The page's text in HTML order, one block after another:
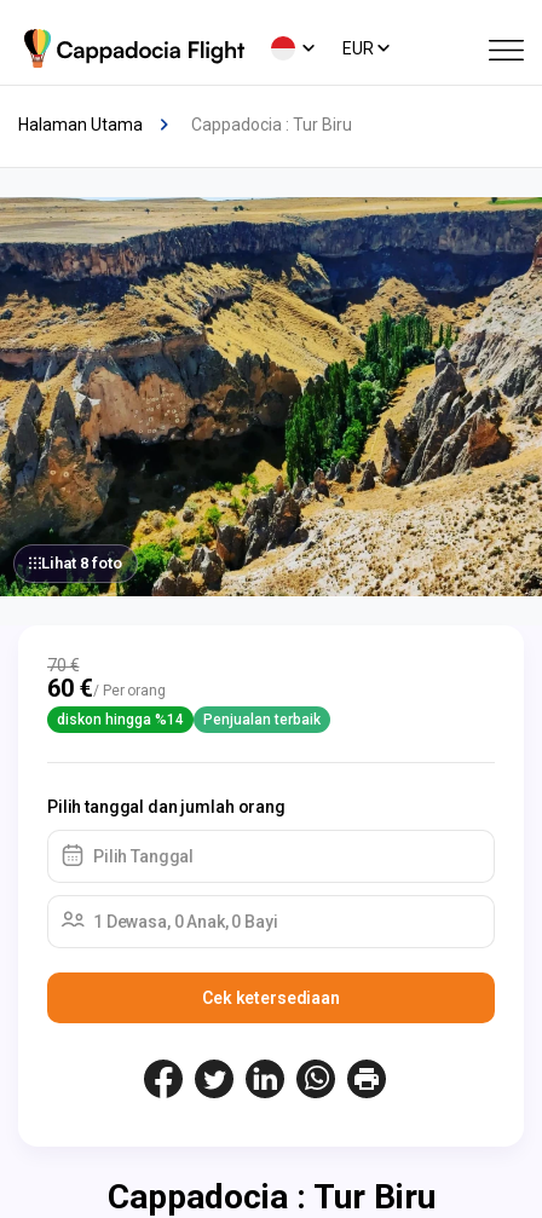
EUR
Halaman Utama Cappadocia : Tur Biru
Lihat 8 foto
70 €
60 €/ Per orang
diskon hingga %14
Penjualan terbaik
Pilih tanggal dan jumlah orang
Pilih Tanggal
1 Dewasa, 0 Anak, 0 Bayi
Cek ketersediaan
Cappadocia : Tur Biru